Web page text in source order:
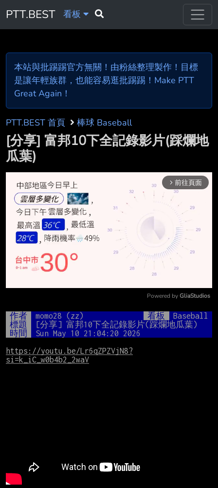
PTT.BEST 看板
本站與批踢踢官方無關！由粉絲整理製作！目標
是讓年輕族群，也能容易逛批踢踢！Make PTT
Great Again！
PTT.BEST 首頁 棒球 Baseball
[分享] 富邦10下全記錄影片(踩爛地
瓜葉)
arrow_forward_ios 前往頁面
Mute
Powered by GliaStudios
作者 momo28 (zz) 看板
Baseball
標題
[分享] 富邦10下全記錄影片(踩爛地瓜葉)
時間
Sun May 10 21:04:20 2026
https://youtu.be/Lr6qZPZVjN8?
si=k_iC_w0b4b2_2waV